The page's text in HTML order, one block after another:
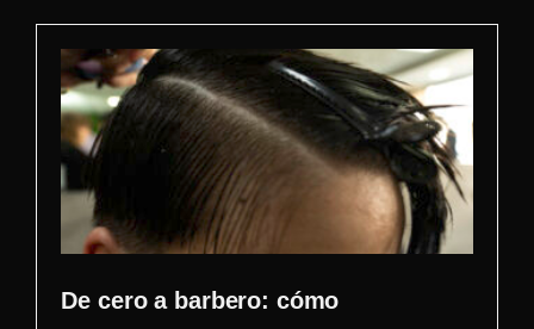
De cero a barbero: cómo